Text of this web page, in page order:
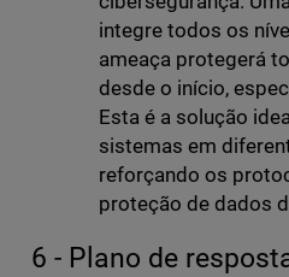
integre todos os
ameaça protegerá
desde o início,
Esta é a solução
sistemas em
reforçando os
proteção de dados
6 - Plano de